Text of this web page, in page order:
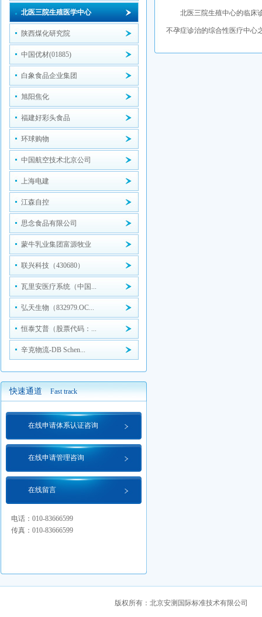
北医三院生殖医学中心
陕西煤化研究院
中国优材(01885)
白象食品企业集团
旭阳焦化
福建好彩头食品
环球购物
中国航空技术北京公司
上海电建
江森自控
思念食品有限公司
蒙牛乳业集团富源牧业
联兴科技（430680）
瓦里安医疗系统（中国...
弘天生物（832979.OC...
恒泰艾普（股票代码：...
辛克物流-DB Schen...
快速通道 Fast track
在线申请体系认证咨询
在线申请管理咨询
在线留言
电话：010-83666599
传真：010-83666599
北医三院生殖中心的临床
不孕症诊治的综合性医疗中心
版权所有：北京安测国际标准技术有限公司